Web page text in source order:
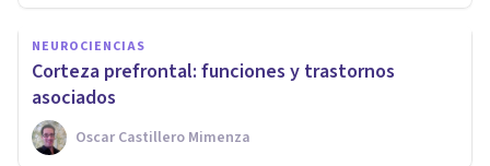
NEUROCIENCIAS
Corteza prefrontal: funciones y trastornos
asociados
Oscar Castillero Mimenza